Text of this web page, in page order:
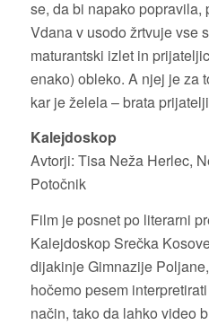
se, da bi napako popravila,
Vdana v usodo žrtvuje vse
maturantski izlet in
enako) obleko. A njej je za
kar je želela – brata
Kalejdoskop
Avtorji: Tisa Neža Herlec,
Potočnik
Film je posnet po literarni
Kalejdoskop Srečka
dijakinje Gimnazije
hočemo pesem
način, tako da lahko video